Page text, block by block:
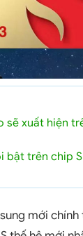
sẽ xuất hiện
bật trên chip
mới